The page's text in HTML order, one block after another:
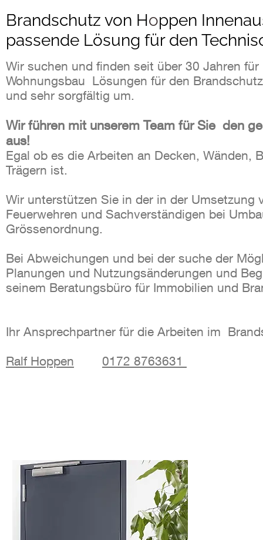
Brandschutz von Hoppen
passende Lösung für den
Wir suchen und finden seit über 30 Jahren
Wohnungsbau Lösungen für den
und sehr sorgfältig um.
Wir führen mit unserem Team für Sie den
aus!
Egal ob es die Arbeiten an Decken, Wänden,
Trägern ist.
Wir unterstützen Sie in der in der Umsetzung
Feuerwehren und Sachverständigen bei
Grössenordnung.
Bei Abweichungen und bei der suche der
Planungen und Nutzungsänderungen und
seinem Beratungsbüro für Immobilien und
Ihr Ansprechpartner für die Arbeiten im
Ralf Hoppen
0172 8763631